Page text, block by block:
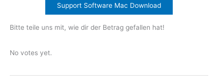
Support Software Mac Download
Bitte teile uns mit, wie dir der Betrag gefallen hat!
No votes yet.